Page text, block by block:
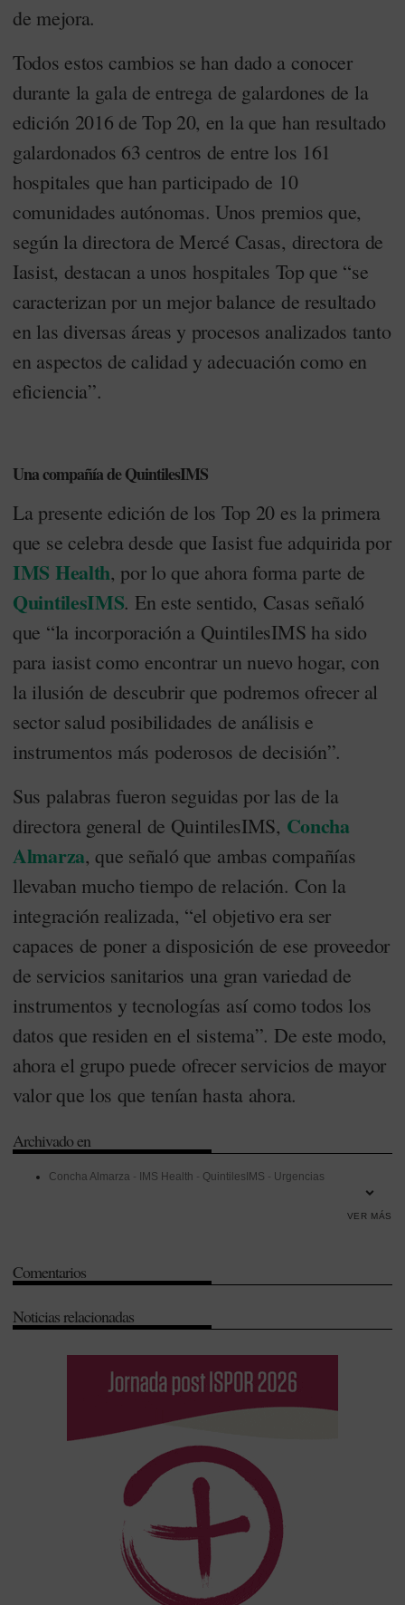
de mejora.
Todos estos cambios se han dado a conocer
durante la gala de entrega de galardones de la
edición 2016 de Top 20, en la que han resultado
galardonados 63 centros de entre los 161
hospitales que han participado de 10
comunidades autónomas. Unos premios que,
según la directora de Mercé Casas, directora de
Iasist, destacan a unos hospitales Top que “se
caracterizan por un mejor balance de resultado
en las diversas áreas y procesos analizados tanto
en aspectos de calidad y adecuación como en
eficiencia”.
Una compañía de QuintilesIMS
La presente edición de los Top 20 es la primera
que se celebra desde que Iasist fue adquirida por
IMS Health, por lo que ahora forma parte de
QuintilesIMS. En este sentido, Casas señaló
que “la incorporación a QuintilesIMS ha sido
para iasist como encontrar un nuevo hogar, con
la ilusión de descubrir que podremos ofrecer al
sector salud posibilidades de análisis e
instrumentos más poderosos de decisión”.
Sus palabras fueron seguidas por las de la
directora general de QuintilesIMS, Concha
Almarza, que señaló que ambas compañías
llevaban mucho tiempo de relación. Con la
integración realizada, “el objetivo era ser
capaces de poner a disposición de ese proveedor
de servicios sanitarios una gran variedad de
instrumentos y tecnologías así como todos los
datos que residen en el sistema”. De este modo,
ahora el grupo puede ofrecer servicios de mayor
valor que los que tenían hasta ahora.
Archivado en
Concha Almarza - IMS Health - QuintilesIMS - Urgencias
VER MÁS
Comentarios
Noticias relacionadas